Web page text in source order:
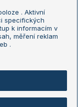
osobních
zpravodajství ČTK.
. Aktivní
specifických
k informacím v
měření reklam
.